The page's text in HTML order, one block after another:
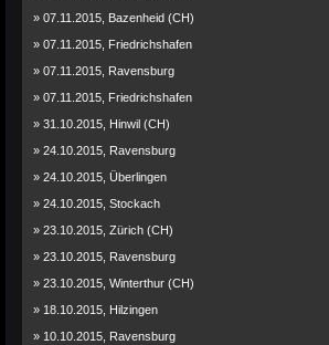
» 07.11.2015, Bazenheid (CH)
» 07.11.2015, Friedrichshafen
» 07.11.2015, Ravensburg
» 07.11.2015, Friedrichshafen
» 31.10.2015, Hinwil (CH)
» 24.10.2015, Ravensburg
» 24.10.2015, Überlingen
» 24.10.2015, Stockach
» 23.10.2015, Zürich (CH)
» 23.10.2015, Ravensburg
» 23.10.2015, Winterthur (CH)
» 18.10.2015, Hilzingen
» 10.10.2015, Ravensburg